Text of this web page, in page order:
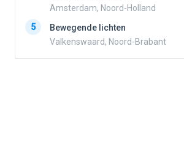
Amsterdam, Noord-Holland
5
Bewegende lichten
Valkenswaard, Noord-Brabant